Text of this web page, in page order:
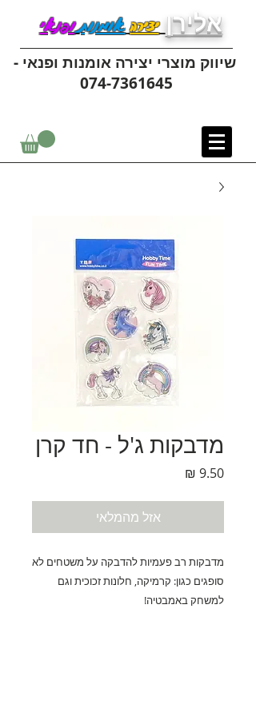
אלירן יצירהאומנותופנאי
שיווק מוצרי יצירה אומנות ופנאי -
074-7361645
מדבקות ג'ל - חד קרן
אזל מהמלאי
מדבקות רב פעמיות להדבקה על משטחים לא
סופגים כגון: קרמיקה, חלונות זכוכית וגם
למשחק באמבטיה!